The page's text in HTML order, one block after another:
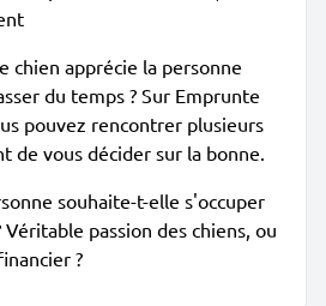
chien apprécie la personne
du temps ? Sur Emprunte
pouvez rencontrer plusieurs
de vous décider sur la bonne.
souhaite-t-elle s'occuper
passion des chiens, ou
?